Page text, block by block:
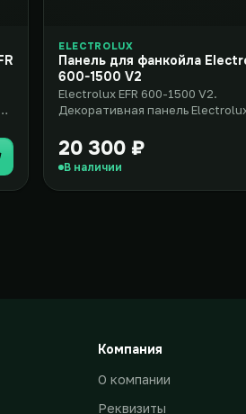
ELECTROLUX
Панель для фанкойла
600-1500 V2
Electrolux EFR 600-1500 V2.
Декоративная панель
элегантно..
20 300 ₽
В наличии
Компания
О компании
Реквизиты